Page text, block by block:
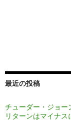
最近の投稿
チューダー・ジョー
リターンはマイナス